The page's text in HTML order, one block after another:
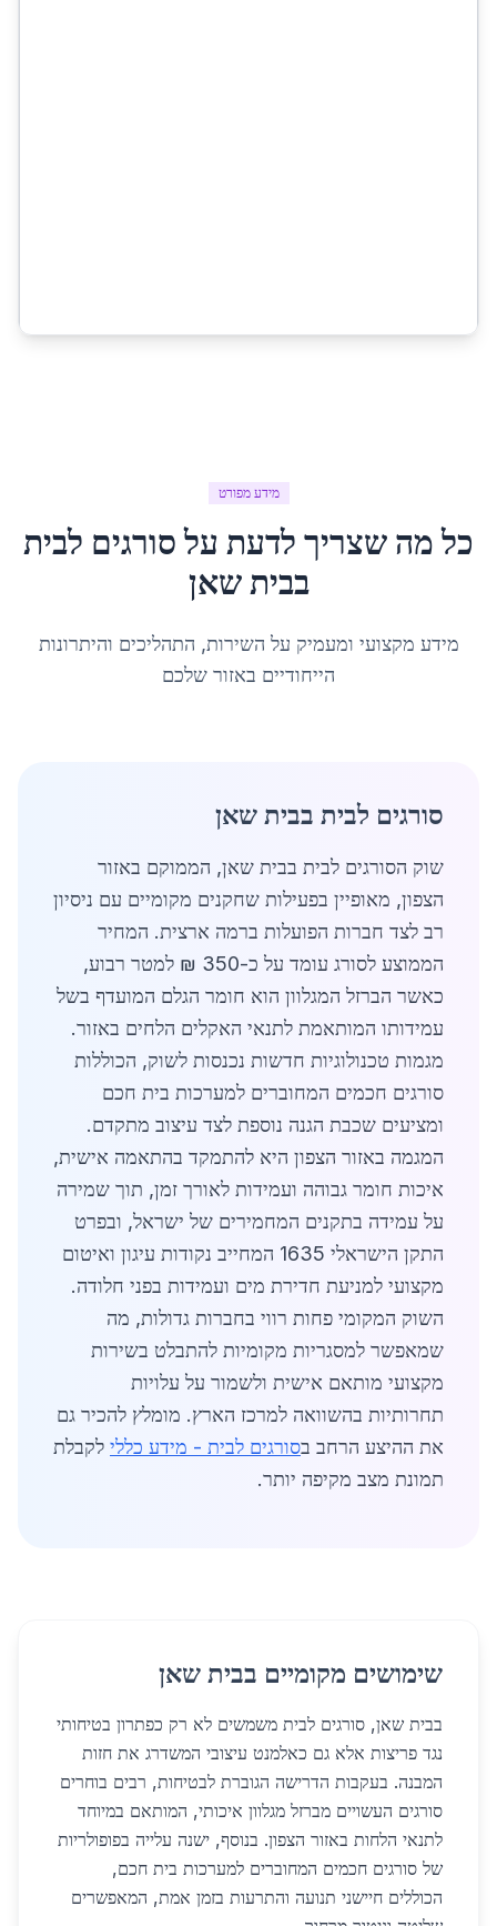
מידע מפורט
כל מה שצריך לדעת עלסורגים לבית
בבית שאן
מידע מקצועי ומעמיק על השירות, התהליכים והיתרונות
הייחודיים באזור שלכם
סורגים לבית בבית שאן
שוק הסורגים לבית בבית שאן, הממוקם באזור
הצפון, מאופיין בפעילות שחקנים מקומיים עם ניסיון
רב לצד חברות הפועלות ברמה ארצית. המחיר
הממוצע לסורג עומד על כ-350 ₪ למטר רבוע,
כאשר הברזל המגלוון הוא חומר הגלם המועדף בשל
עמידותו המותאמת לתנאי האקלים הלחים באזור.
מגמות טכנולוגיות חדשות נכנסות לשוק, הכוללות
סורגים חכמים המחוברים למערכות בית חכם
ומציעים שכבת הגנה נוספת לצד עיצוב מתקדם.
המגמה באזור הצפון היא להתמקד בהתאמה אישית,
איכות חומר גבוהה ועמידות לאורך זמן, תוך שמירה
על עמידה בתקנים המחמירים של ישראל, ובפרט
התקן הישראלי 1635 המחייב נקודות עיגון ואיטום
מקצועי למניעת חדירת מים ועמידות בפני חלודה.
השוק המקומי פחות רווי בחברות גדולות, מה
שמאפשר למסגריות מקומיות להתבלט בשירות
מקצועי מותאם אישית ולשמור על עלויות
תחרותיות בהשוואה למרכז הארץ. מומלץ להכיר גם
את ההיצע הרחב בסורגים לבית - מידע כללי לקבלת
תמונת מצב מקיפה יותר.
שימושים מקומיים בבית שאן
בבית שאן, סורגים לבית משמשים לא רק כפתרון בטיחותי
נגד פריצות אלא גם כאלמנט עיצובי המשדרג את חזות
המבנה. בעקבות הדרישה הגוברת לבטיחות, רבים בוחרים
סורגים העשויים מברזל מגלוון איכותי, המותאם במיוחד
לתנאי הלחות באזור הצפון. בנוסף, ישנה עלייה בפופולריות
של סורגים חכמים המחוברים למערכות בית חכם,
הכוללים חיישני תנועה והתרעות בזמן אמת, המאפשרים